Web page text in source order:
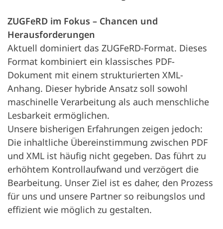
ZUGFeRD im Fokus – Chancen und
Herausforderungen
Aktuell dominiert das ZUGFeRD-Format. Dieses
Format kombiniert ein klassisches PDF-
Dokument mit einem strukturierten XML-
Anhang. Dieser hybride Ansatz soll sowohl
maschinelle Verarbeitung als auch menschliche
Lesbarkeit ermöglichen.
Unsere bisherigen Erfahrungen zeigen jedoch:
Die inhaltliche Übereinstimmung zwischen PDF
und XML ist häufig nicht gegeben. Das führt zu
erhöhtem Kontrollaufwand und verzögert die
Bearbeitung. Unser Ziel ist es daher, den Prozess
für uns und unsere Partner so reibungslos und
effizient wie möglich zu gestalten.